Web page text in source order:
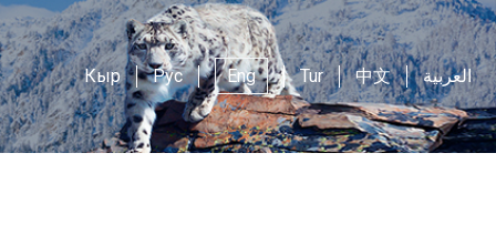
Кыр Рус Eng Tur 中文 العربية